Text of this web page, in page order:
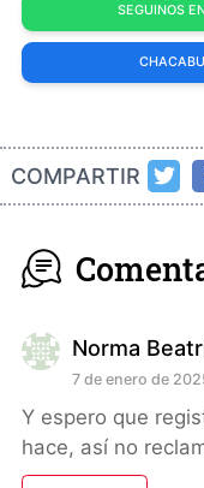
SEGUINOS
COMPARTIR
Norma
7 de enero de
Y espero que
hace, así no